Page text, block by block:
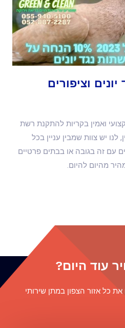
וציפורים
ואמין בקריות להתקנת רשת
יש צוות שמבין עניין בכל
עם זה בגובה או בבתים פרטיים
מהיום להיום.
עוד היום?
כל אזור הצפון במתן שירותי